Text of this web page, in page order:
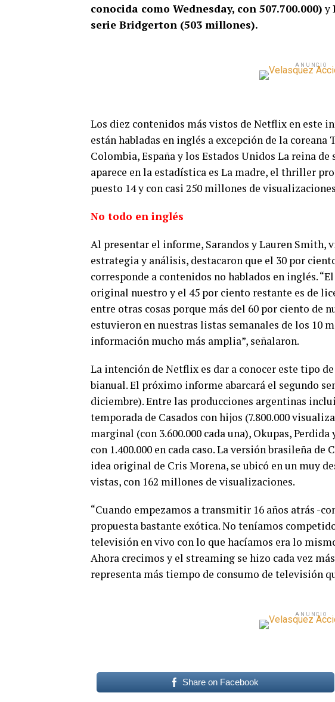
conocida como Wednesday, con 507.700.000)y
serie Bridgerton (503 millones).
ANUNCIO
Los diez contenidos más vistos de Netflix en este
están habladas en inglés a excepción de la
Colombia, España y los Estados Unidos La reina
aparece en la estadística es La madre, el thriller
puesto 14 y con casi 250 millones de
No todo en inglés
Al presentar el informe, Sarandos y Lauren Smith,
estrategia y análisis, destacaron que el 30 por
corresponde a contenidos no hablados en inglés.
original nuestro y el 45 por ciento restante es de
entre otras cosas porque más del 60 por ciento de
estuvieron en nuestras listas semanales de los 10
información mucho más amplia”, señalaron.
La intención de Netflix es dar a conocer este tipo
bianual. El próximo informe abarcará el segundo
diciembre). Entre las producciones argentinas
temporada de Casados con hijos (7.800.000
marginal (con 3.600.000 cada una), Okupas,
con 1.400.000 en cada caso. La versión brasileña
idea original de Cris Morena, se ubicó en un muy
vistas, con 162 millones de visualizaciones.
“Cuando empezamos a transmitir 16 años atrás -
propuesta bastante exótica. No teníamos
televisión en vivo con lo que hacíamos era lo
Ahora crecimos y el streaming se hizo cada vez
representa más tiempo de consumo de televisión
ANUNCIO
Share on Facebook